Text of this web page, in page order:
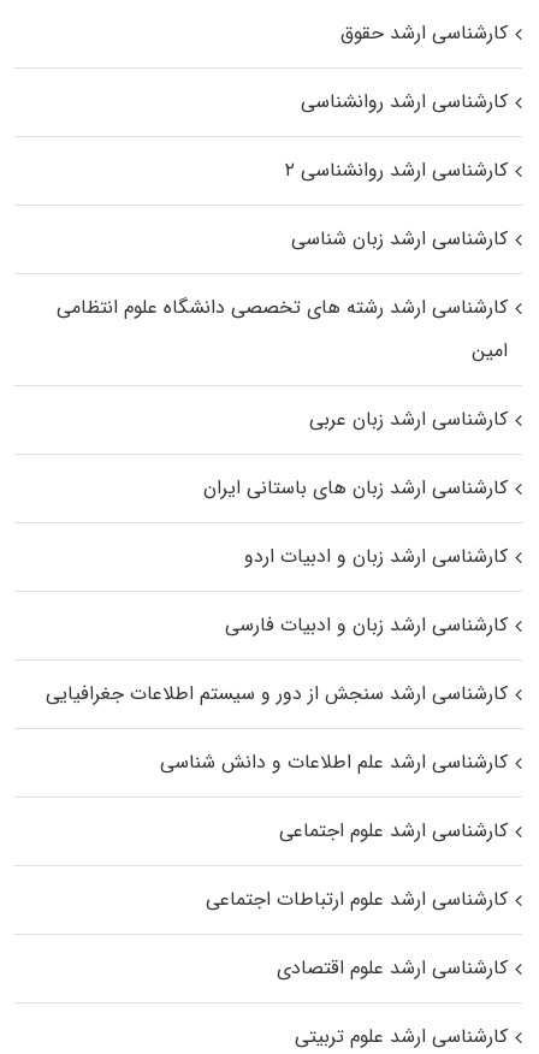
کارشناسی ارشد حقوق
کارشناسی ارشد روانشناسی
کارشناسی ارشد روانشناسی ۲
کارشناسی ارشد زبان شناسی
کارشناسی ارشد رﺷﺘﻪ ﻫﺎی تخصصی داﻧﺸﮕﺎه ﻋﻠﻮم انتظامی
اﻣﻴﻦ
کارشناسی ارشد زبان عربی
کارشناسی ارشد زبان‌ های باستانی ایران
کارشناسی ارشد زبان و ادبیات اردو
کارشناسی ارشد زبان و ادبیات فارسی
کارشناسی ارشد سنجش از دور و سیستم اطلاعات جغرافیایی
کارشناسی ارشد علم اطلاعات و دانش شناسی
کارشناسی ارشد علوم اجتماعی
کارشناسی ارشد علوم ارتباطات اجتماعی
کارشناسی ارشد علوم اقتصادی
کارشناسی ارشد علوم تربیتی